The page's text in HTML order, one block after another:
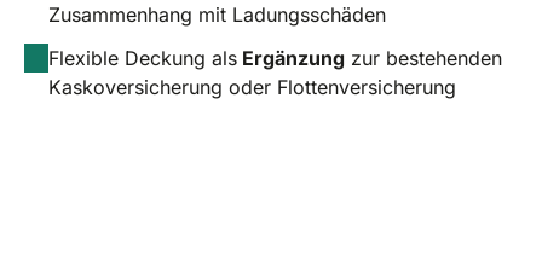
Zusammenhang mit Ladungsschäden
Flexible Deckung als Ergänzung zur bestehenden
Kaskoversicherung oder Flottenversicherung